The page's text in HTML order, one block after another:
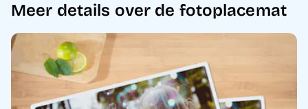
Meer details over de fotoplacemat